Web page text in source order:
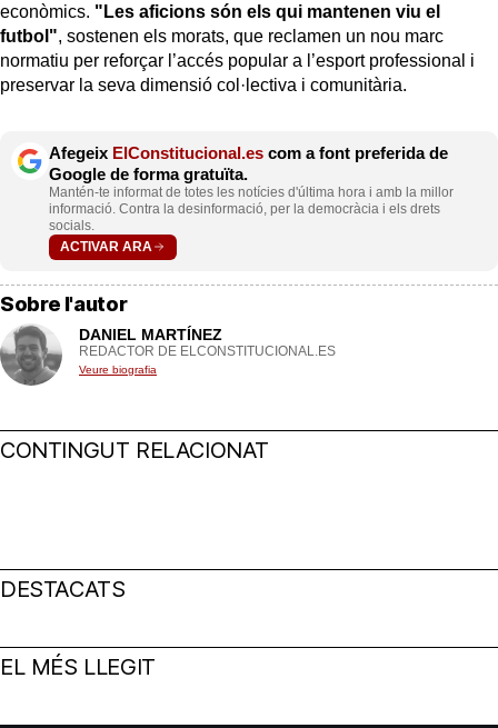
econòmics. "Les aficions són els qui mantenen viu el
futbol", sostenen els morats, que reclamen un nou marc
normatiu per reforçar l’accés popular a l’esport professional i
preservar la seva dimensió col·lectiva i comunitària.
Afegeix ElConstitucional.es com a font preferida de
Google de forma gratuïta.
Mantén-te informat de totes les notícies d'última hora i amb la millor
informació. Contra la desinformació, per la democràcia i els drets
socials.
ACTIVAR ARA
Sobre l'autor
DANIEL MARTÍNEZ
REDACTOR DE ELCONSTITUCIONAL.ES
Veure biografia
CONTINGUT RELACIONAT
DESTACATS
EL MÉS LLEGIT